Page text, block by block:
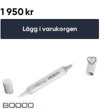
1 950 kr
Lägg i varukorgen